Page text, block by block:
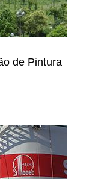
de Pintura